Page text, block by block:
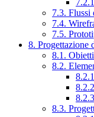
7.3. Flussi
7.4.
7.5.
8. Progettazione
8.1.
8.2.
8.3.